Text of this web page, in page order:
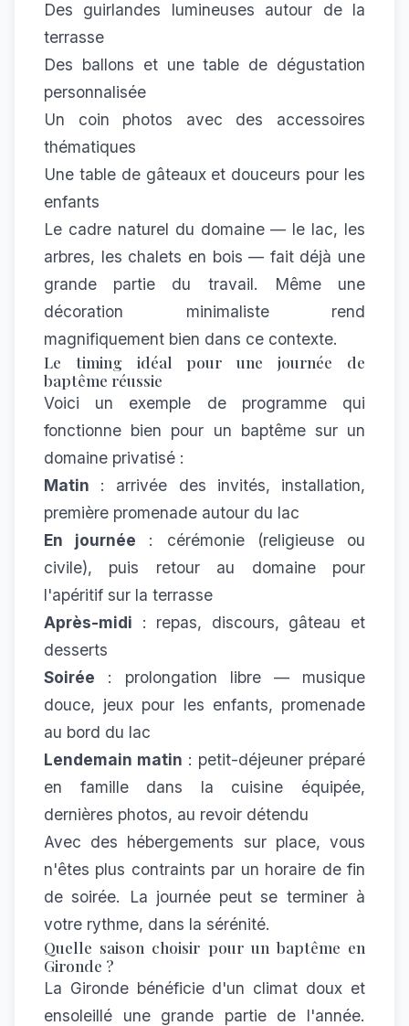
Des guirlandes lumineuses autour de la
terrasse
Des ballons et une table de dégustation
personnalisée
Un coin photos avec des accessoires
thématiques
Une table de gâteaux et douceurs pour les
enfants
Le cadre naturel du domaine — le lac, les
arbres, les chalets en bois — fait déjà une
grande partie du travail. Même une
décoration minimaliste rend
magnifiquement bien dans ce contexte.
Le timing idéal pour une journée de
baptême réussie
Voici un exemple de programme qui
fonctionne bien pour un baptême sur un
domaine privatisé :
Matin : arrivée des invités, installation,
première promenade autour du lac
En journée : cérémonie (religieuse ou
civile), puis retour au domaine pour
l'apéritif sur la terrasse
Après-midi : repas, discours, gâteau et
desserts
Soirée : prolongation libre — musique
douce, jeux pour les enfants, promenade
au bord du lac
Lendemain matin : petit-déjeuner préparé
en famille dans la cuisine équipée,
dernières photos, au revoir détendu
Avec des hébergements sur place, vous
n'êtes plus contraints par un horaire de fin
de soirée. La journée peut se terminer à
votre rythme, dans la sérénité.
Quelle saison choisir pour un baptême en
Gironde ?
La Gironde bénéficie d'un climat doux et
ensoleillé une grande partie de l'année.